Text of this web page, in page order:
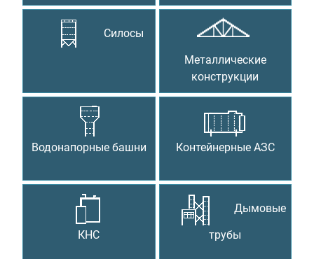
Силосы
Металлические
конструкции
Водонапорные башни Контейнерные АЗС
КНС
Дымовые
трубы